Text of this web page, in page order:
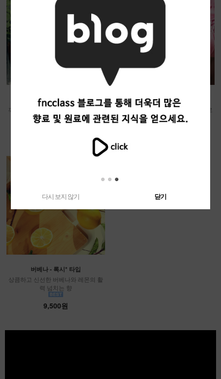
라일락 - 프리미엄 싱글
깨끗한 느낌의 라일락에 달콤한 허니
를 더한 향
핑크 로즈 - 프리미엄 싱글
여리여리한 핑크 로즈의 우아하고 로
맨틱한 향
버베나 - 록시* 타입
상큼하고 신선한 버베나와 레몬의 활
력 넘치는 향
9,500원
다시 보지 않기 닫기